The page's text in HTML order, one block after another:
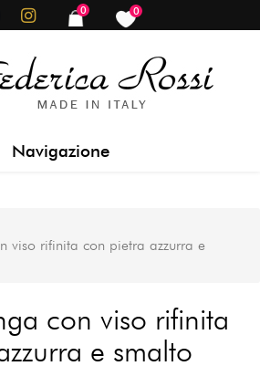
0
items
0
items
Navigazione
viso rifinita con pietra azzurra e
con viso rifinita
e smalto